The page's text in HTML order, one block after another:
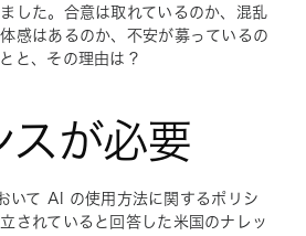
した。合意は取れているのか、混乱
感はあるのか、不安が募っているの
と、その理由は？
スが必要
いて AI の使用方法に関するポリシ
されていると回答した米国のナレッ